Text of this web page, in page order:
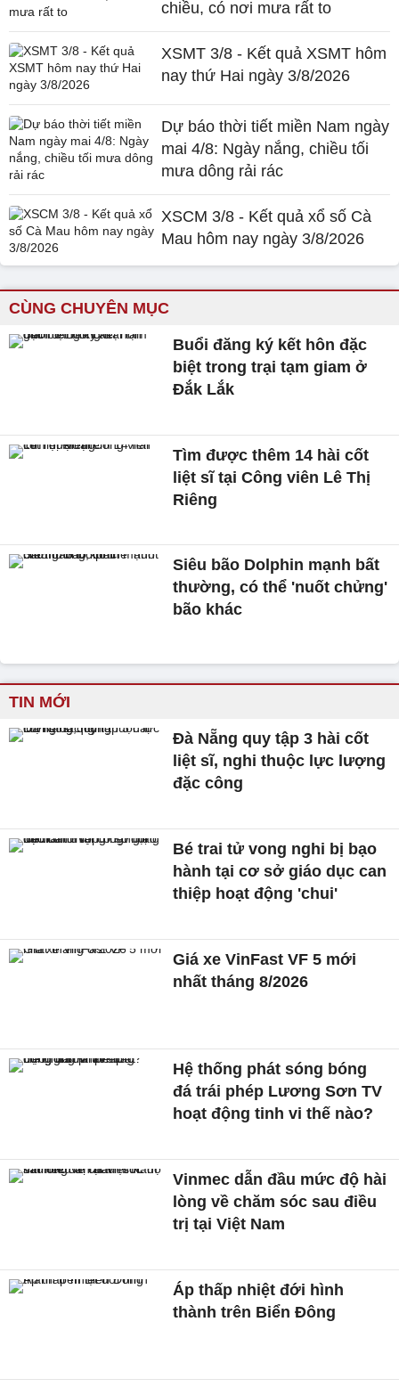
chiều, có nơi mưa rất to
XSMT 3/8 - Kết quả XSMT hôm
nay thứ Hai ngày 3/8/2026
Dự báo thời tiết miền Nam ngày
mai 4/8: Ngày nắng, chiều tối
mưa dông rải rác
XSCM 3/8 - Kết quả xổ số Cà
Mau hôm nay ngày 3/8/2026
CÙNG CHUYÊN MỤC
Buổi đăng ký kết hôn đặc
biệt trong trại tạm giam ở
Đắk Lắk
Tìm được thêm 14 hài cốt
liệt sĩ tại Công viên Lê Thị
Riêng
Siêu bão Dolphin mạnh bất
thường, có thể 'nuốt chửng'
bão khác
TIN MỚI
Đà Nẵng quy tập 3 hài cốt
liệt sĩ, nghi thuộc lực lượng
đặc công
Bé trai tử vong nghi bị bạo
hành tại cơ sở giáo dục can
thiệp hoạt động 'chui'
Giá xe VinFast VF 5 mới
nhất tháng 8/2026
Hệ thống phát sóng bóng
đá trái phép Lương Sơn TV
hoạt động tinh vi thế nào?
Vinmec dẫn đầu mức độ hài
lòng về chăm sóc sau điều
trị tại Việt Nam
Áp thấp nhiệt đới hình
thành trên Biển Đông